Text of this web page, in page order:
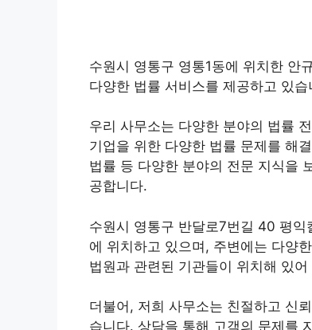
수원시 영통구 영통1동에 위치한 안
다양한 법률 서비스를 제공하고 있습
우리 사무소는 다양한 분야의 법률
기업을 위한 다양한 법률 문제를 해
법률 등 다양한 분야의 전문 지식을
공합니다.
수원시 영통구 반달로7번길 40 평
에 위치하고 있으며, 주변에는 다양
법원과 관련된 기관들이 위치해 있
더불어, 저희 사무소는 친절하고 신
습니다. 상담을 통해 고객의 문제를